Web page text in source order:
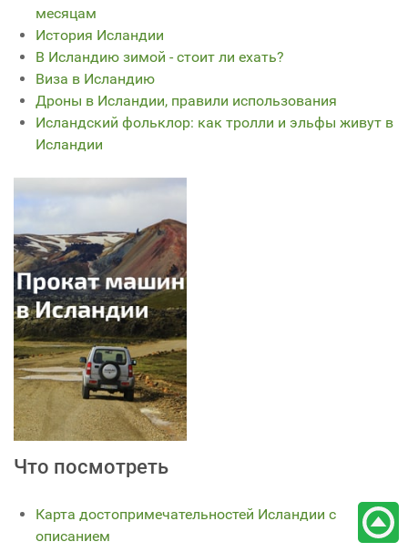
месяцам
История Исландии
В Исландию зимой - стоит ли ехать?
Виза в Исландию
Дроны в Исландии, правили использования
Исландский фольклор: как тролли и эльфы живут в
Исландии
Что посмотреть
Карта достопримечательностей Исландии с
описанием